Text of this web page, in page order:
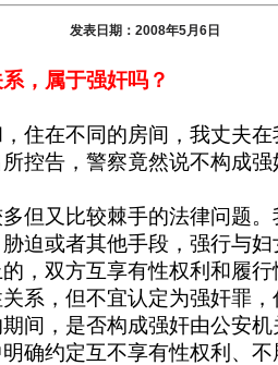
发表日期：2008年5月6日
，属于强奸吗？
住在不同的房间，我丈夫
控告，警察竟然说不构成
但又比较棘手的法律问题。
迫或者其他手段，强行与
，双方互享有性权利和履
系，但不宜认定为强奸罪
间，是否构成强奸由公安机
确约定互不享有性权利、不